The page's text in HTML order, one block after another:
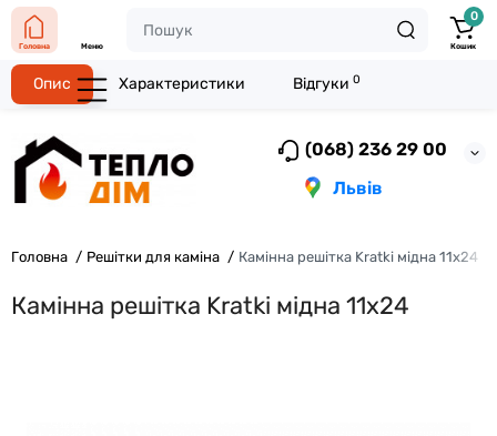
(068) 236 29 00
Львів
Головна Меню
0
Кошик
Головна Решітки для каміна Камінна решітка Kratki мідна 11x24
Камінна решітка Kratki мідна 11x24
Опис Характеристики Відгуки 0